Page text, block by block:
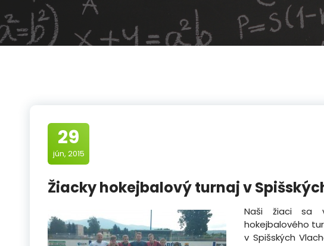
29
jún, 2015
Žiacky hokejbalový turnaj v
Naši žiaci sa
hokejbalového
v Spišských